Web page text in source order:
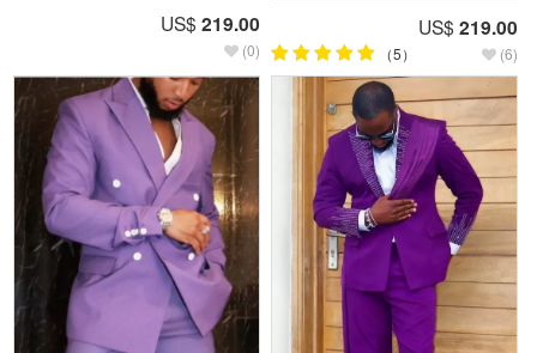
US$ 219.00
(0)
US$ 219.00
（5） (6)